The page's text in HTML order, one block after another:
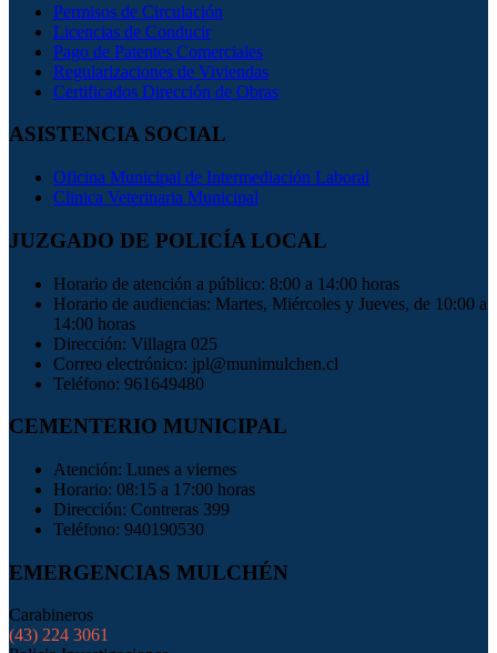
Permisos de Circulación
Licencias de Conducir
Pago de Patentes Comerciales
Regularizaciones de Viviendas
Certificados Dirección de Obras
ASISTENCIA SOCIAL
Oficina Municipal de Intermediación Laboral
Clinica Veterinaria Municipal
JUZGADO DE POLICÍA LOCAL
Horario de atención a público: 8:00 a 14:00 horas
Horario de audiencias: Martes, Miércoles y Jueves, de 10:00 a
14:00 horas
Dirección: Villagra 025
Correo electrónico: jpl@munimulchen.cl
Teléfono: 961649480
CEMENTERIO MUNICIPAL
Atención: Lunes a viernes
Horario: 08:15 a 17:00 horas
Dirección: Contreras 399
Teléfono: 940190530
EMERGENCIAS MULCHÉN
Carabineros
(43) 224 3061